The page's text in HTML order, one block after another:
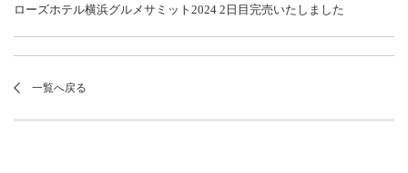
ローズホテル横浜グルメサミット2024 2日目完売いたしました
一覧へ戻る